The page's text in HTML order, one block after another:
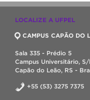
LOCALIZE A UFPEL
CAMPUS CAPÃO DO
Sala 335 - Prédio 5
Campus Universitário,
Capão do Leão, RS -
+55 (53) 3275 7375